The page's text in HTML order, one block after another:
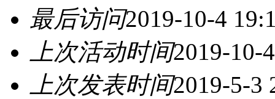
最后访问2019-10-4
上次活动时间2019-10-
上次发表时间2019-5-3